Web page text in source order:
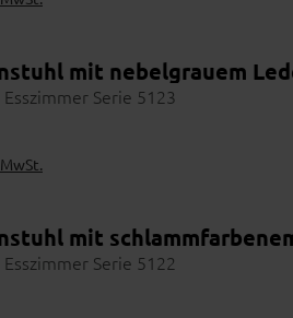
sowie edlem
mit nebelgrauem
Serie 5123
Bezug und
mit
Serie 5122